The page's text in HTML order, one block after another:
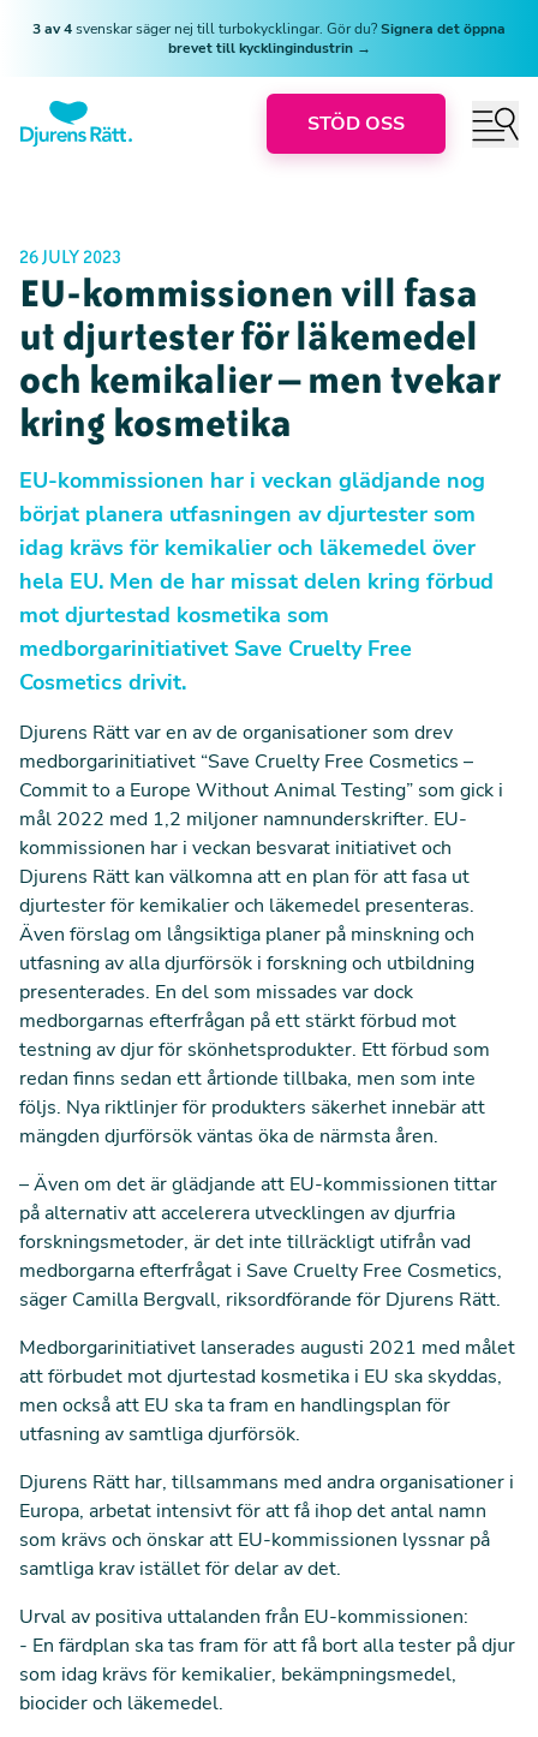
3 av 4svenskar säger nej till turbokycklingar. Gör du?Signera det öppna
brevet till kycklingindustrin →
STÖD OSS
26 JULY 2023
EU-kommissionen vill fasa
ut djurtester för läkemedel
och kemikalier – men tvekar
kring kosmetika
EU-kommissionen har i veckan glädjande nog
börjat planera utfasningen av djurtester som
idag krävs för kemikalier och läkemedel över
hela EU. Men de har missat delen kring förbud
mot djurtestad kosmetika som
medborgarinitiativet Save Cruelty Free
Cosmetics drivit.
Djurens Rätt var en av de organisationer som drev
medborgarinitiativet “Save Cruelty Free Cosmetics –
Commit to a Europe Without Animal Testing” som gick i
mål 2022 med 1,2 miljoner namnunderskrifter. EU-
kommissionen har i veckan besvarat initiativet och
Djurens Rätt kan välkomna att en plan för att fasa ut
djurtester för kemikalier och läkemedel presenteras.
Även förslag om långsiktiga planer på minskning och
utfasning av alla djurförsök i forskning och utbildning
presenterades. En del som missades var dock
medborgarnas efterfrågan på ett stärkt förbud mot
testning av djur för skönhetsprodukter. Ett förbud som
redan finns sedan ett årtionde tillbaka, men som inte
följs. Nya riktlinjer för produkters säkerhet innebär att
mängden djurförsök väntas öka de närmsta åren.
– Även om det är glädjande att EU-kommissionen tittar
på alternativ att accelerera utvecklingen av djurfria
forskningsmetoder, är det inte tillräckligt utifrån vad
medborgarna efterfrågat i Save Cruelty Free Cosmetics,
säger Camilla Bergvall, riksordförande för Djurens Rätt.
Medborgarinitiativet lanserades augusti 2021 med målet
att förbudet mot djurtestad kosmetika i EU ska skyddas,
men också att EU ska ta fram en handlingsplan för
utfasning av samtliga djurförsök.
Djurens Rätt har, tillsammans med andra organisationer i
Europa, arbetat intensivt för att få ihop det antal namn
som krävs och önskar att EU-kommissionen lyssnar på
samtliga krav istället för delar av det.
Urval av positiva uttalanden från EU-kommissionen:
- En färdplan ska tas fram för att få bort alla tester på djur
som idag krävs för kemikalier, bekämpningsmedel,
biocider och läkemedel.